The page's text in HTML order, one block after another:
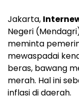
Jakarta,
Negeri
meminta
mewaspadai
beras, bawang
merah. Hal ini
inflasi di daerah.